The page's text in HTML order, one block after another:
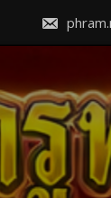
content